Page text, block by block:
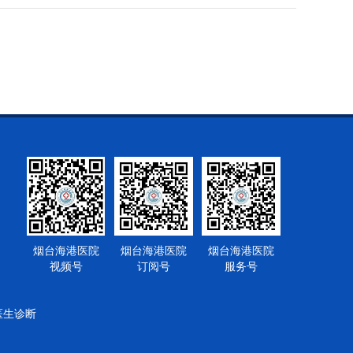
烟台海港医院
视频号
烟台海港医院
订阅号
烟台海港医院
服务号
生诊断